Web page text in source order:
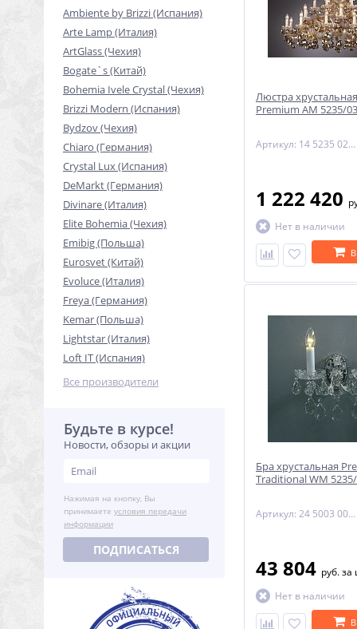
Ambiente by Brizzi (Испания)
Arte Lamp (Италия)
ArtGlass (Чехия)
Bogate`s (Китай)
Bohemia Ivele Crystal (Чехия)
Brizzi Modern (Испания)
Bydzov (Чехия)
Chiaro (Германия)
Crystal Lux (Испания)
DeMarkt (Германия)
Divinare (Италия)
Elite Bohemia (Чехия)
Emibig (Польша)
Eurosvet (Китай)
Evoluce (Италия)
Freya (Германия)
Kemar (Польша)
Lightstar (Италия)
Loft IT (Испания)
Все производители
Будьте в курсе!
Новости, обзоры и акции
Нажимая на кнопку, Вы
принимаете условия передачи
информации
ПОДПИСАТЬСЯ
Люстра
Premium AM 5235/
Артикул: 14 5235 024 92 11 00 70
1 222 420
Нет в наличии
Бра хрустальная
Traditional WM
Артикул: 24 5003 002 06 11 02 28
43 804 руб.за
Нет в наличии